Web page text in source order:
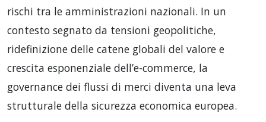
rischi tra le amministrazioni nazionali. In un
contesto segnato da tensioni geopolitiche,
ridefinizione delle catene globali del valore e
crescita esponenziale dell’e-commerce, la
governance dei flussi di merci diventa una leva
strutturale della sicurezza economica europea.